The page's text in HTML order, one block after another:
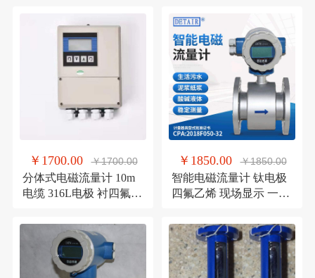
￥1700.00 ￥1700.00
分体式电磁流量计 10m
电缆 316L电极 衬四氟
￥1850.00 ￥1850.00
智能电磁流量计 钛电极
四氟乙烯 现场显示 一体